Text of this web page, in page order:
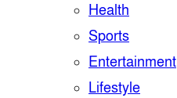
Health
Sports
Entertainment
Lifestyle